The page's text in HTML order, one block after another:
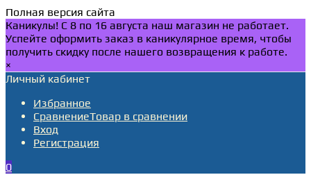
Полная версия сайта
Каникулы! С 8 по 16 августа наш магазин не работает.
Успейте оформить заказ в каникулярное время, чтобы
получить скидку после нашего возвращения к работе.
×
Личный кабинет
Избранное
СравнениеТовар в сравнении
Вход
Регистрация
0